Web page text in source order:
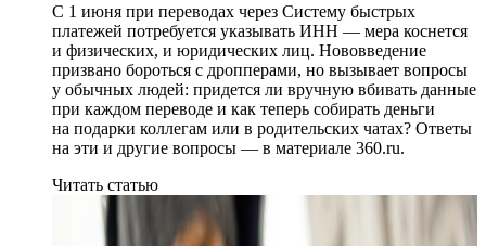
С 1 июня при переводах через Систему быстрых
платежей потребуется указывать ИНН — мера коснется
и физических, и юридических лиц. Нововведение
призвано бороться с дропперами, но вызывает вопросы
у обычных людей: придется ли вручную вбивать данные
при каждом переводе и как теперь собирать деньги
на подарки коллегам или в родительских чатах? Ответы
на эти и другие вопросы — в материале 360.ru.
Читать статью